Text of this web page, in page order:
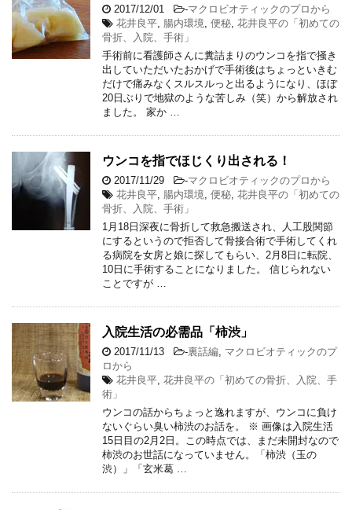
2017/12/01 -マクロビオティックのプロから
花井良平, 腸内環境, 便秘, 花井良平の「初めての
骨折、入院、手術」
手術前に看護師さんに糞詰まりのウンコを指で掻き
出していただいたおかげで手術後はちょっといきむ
だけで痛みなくスルスルっと出るようになり、ほぼ
20日ぶりで地獄のような苦しみ（笑）から解放され
ました。 家か …
ウンコを指でほじくり出される！
2017/11/29 -マクロビオティックのプロから
花井良平, 腸内環境, 便秘, 花井良平の「初めての
骨折、入院、手術」
1月18日深夜に骨折して救急搬送され、人工股関節
にするというので拒否して骨接合術で手術してくれ
る病院を女房と娘に探してもらい、2月8日に転院、
10日に手術することになりました。 信じられない
ことですが …
入院生活の必需品「柿渋」
2017/11/13 -裏話編, マクロビオティックのプ
ロから
花井良平, 花井良平の「初めての骨折、入院、手
術」
ウンコの話からちょっと逸れますが、ウンコに負け
ないぐらい臭い柿渋のお話を。 ※ 画像は入院生活
15日目の2月2日。この時点では、まだ未開封なので
柿渋のお世話になっていません。「柿渋（玉の
渋）」「玄米葛 …